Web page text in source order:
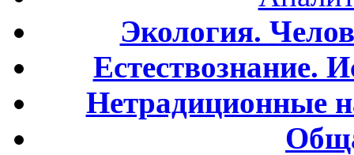
Экология.
Естествознание.
Нетрадиционные